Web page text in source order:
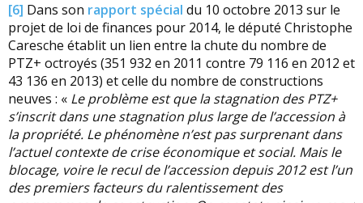
[6] Dans son rapport spécial du 10 octobre 2013 sur le
projet de loi de finances pour 2014, le député Christophe
Caresche établit un lien entre la chute du nombre de
PTZ+ octroyés (351 932 en 2011 contre 79 116 en 2012 et
43 136 en 2013) et celle du nombre de constructions
neuves : « Le problème est que la stagnation des PTZ+
s’inscrit dans une stagnation plus large de l’accession à
la propriété. Le phénomène n’est pas surprenant dans
l’actuel contexte de crise économique et social. Mais le
blocage, voire le recul de l’accession depuis 2012 est l’un
des premiers facteurs du ralentissement des